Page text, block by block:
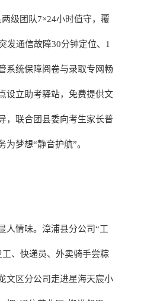
级团队7×24小时值守，覆
发通信故障30分钟定位、1
系统保障阅卷与录取专网畅
设立助考驿站，免费提供文
，联合团县委向考生家长普
为梦想“静音护航”。
人情味。漳浦县分公司“工
、快递员、外卖骑手尝粽
文区分公司走进星海天宸小